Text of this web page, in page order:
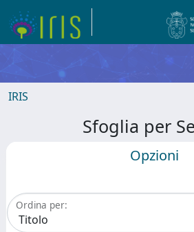
IRIS
Sfoglia per
Opzioni
Ordina per: